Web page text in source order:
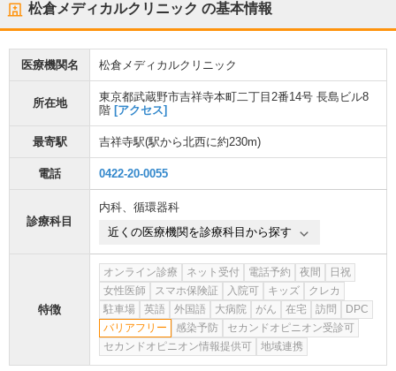
松倉メディカルクリニック の基本情報
医療機関名 松倉メディカルクリニック
所在地
東京都武蔵野市吉祥寺本町二丁目2番14号 長島ビル8
階 [アクセス]
最寄駅 吉祥寺駅(駅から北西に約230m)
電話 0422-20-0055
診療科目
内科、 循環器科
近くの医療機関を診療科目から探す
特徴
オンライン診療 ネット受付 電話予約 夜間
日祝
女性医師
スマホ保険証 入院可 キッズ
クレカ
駐車場
英語 外国語 大病院 がん 在宅 訪問
DPC
バリアフリー
感染予防
セカンドオピニオン受診可
セカンドオピニオン情報提供可
地域連携